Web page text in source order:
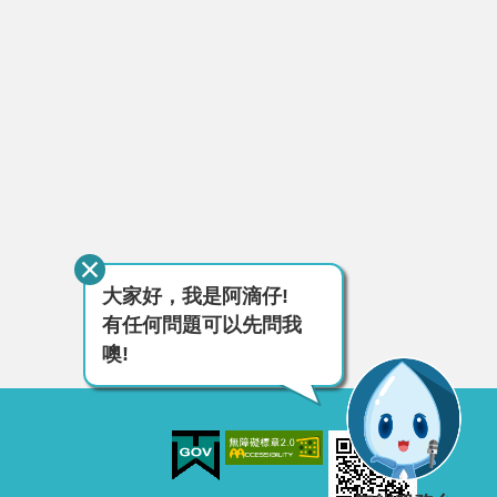
大家好，我是阿滴仔!
有任何問題可以先問我
噢!